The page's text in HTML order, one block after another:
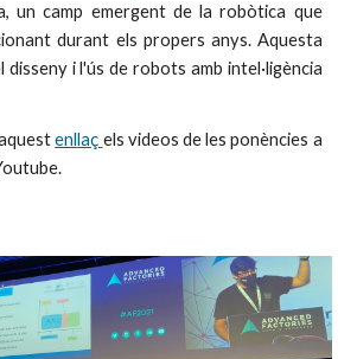
un camp emergent de la robòtica que
durant els propers anys. Aquesta
i l'ús de robots amb intel·ligència
enllaç els videos de les ponències a